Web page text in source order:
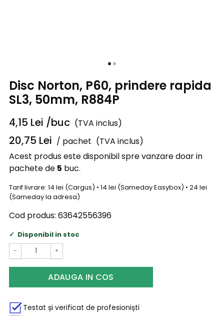
Disc Norton, P60, prindere rapida
SL3, 50mm, R884P
4,15 Lei /buc (TVA inclus)
20,75 Lei / pachet (TVA inclus)
Acest produs este disponibil spre vanzare doar in
pachete de 5 buc.
Tarif livrare: 14 lei (Cargus) • 14 lei (Sameday Easybox) • 24 lei
(Sameday la adresa)
Cod produs: 63642556396
Disponibil in stoc
− +
ADAUGA IN COS
Testat și verificat de profesioniști